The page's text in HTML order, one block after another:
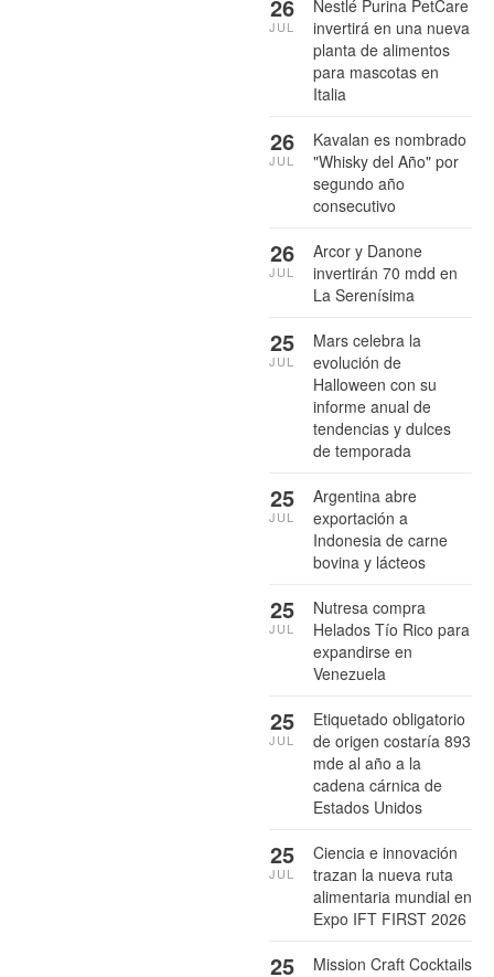
Nestlé Purina PetCare
invertirá en una nueva
planta de alimentos
para mascotas en
Italia
26
JUL
Kavalan es nombrado
"Whisky del Año" por
segundo año
consecutivo
26
JUL
Arcor y Danone
invertirán 70 mdd en
La Serenísima
26
JUL
Mars celebra la
evolución de
Halloween con su
informe anual de
tendencias y dulces
de temporada
25
JUL
Argentina abre
exportación a
Indonesia de carne
bovina y lácteos
25
JUL
Nutresa compra
Helados Tío Rico para
expandirse en
Venezuela
25
JUL
Etiquetado obligatorio
de origen costaría 893
mde al año a la
cadena cárnica de
Estados Unidos
25
JUL
Ciencia e innovación
trazan la nueva ruta
alimentaria mundial en
Expo IFT FIRST 2026
25
JUL
Mission Craft Cocktails
25